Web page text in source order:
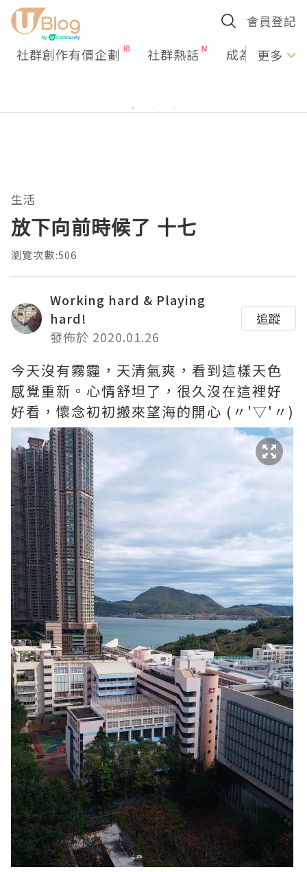
會員登記
社群創作有價企劃 社群熱話 成為U更多
生活
放下向前時候了 十七
瀏覽次數:506
Working hard & Playing
hard!
發佈於 2020.01.26
追蹤
今天沒有霧霾，天清氣爽，看到這樣天色
感覺重新。心情舒坦了，很久沒在這裡好
好看，懷念初初搬來望海的開心 (〃'▽'〃)